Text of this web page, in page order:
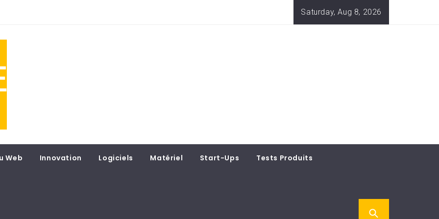
Saturday, Aug 8, 2026
Web Innovation Logiciels Matériel Start-Ups Tests Produits